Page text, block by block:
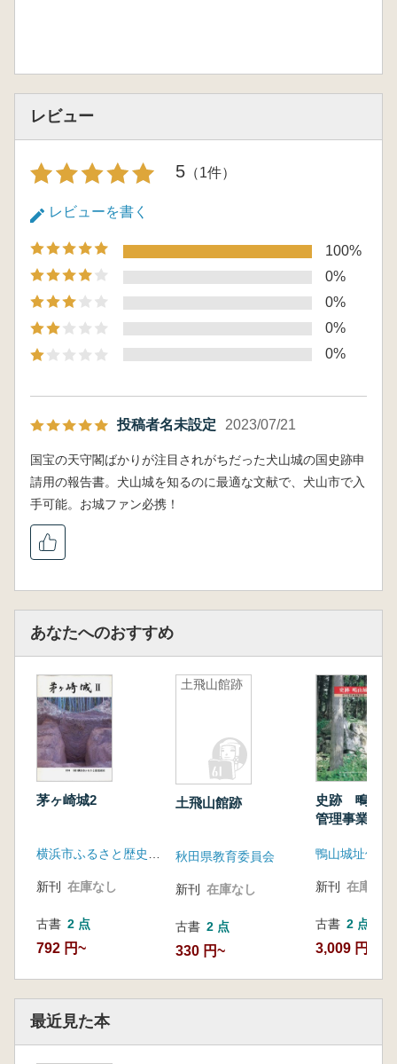
レビュー
5 （1件）
レビューを書く
100%
0%
0%
0%
0%
投稿者名未設定 2023/07/21
国宝の天守閣ばかりが注目されがちだった犬山城の国史跡申
請用の報告書。犬山城を知るのに最適な文献で、犬山市で入
手可能。お城ファン必携！
あなたへのおすすめ
茅ヶ崎城2
新刊 在庫なし
古書 2 点
792 円~
土飛山館跡
土飛山館跡
秋田県教育委員会
新刊 在庫なし
古書 2 点
330 円~
史跡 鴫山
管理事業策
新刊 在庫なし
古書 2 点
3,009 円~
最近見た本